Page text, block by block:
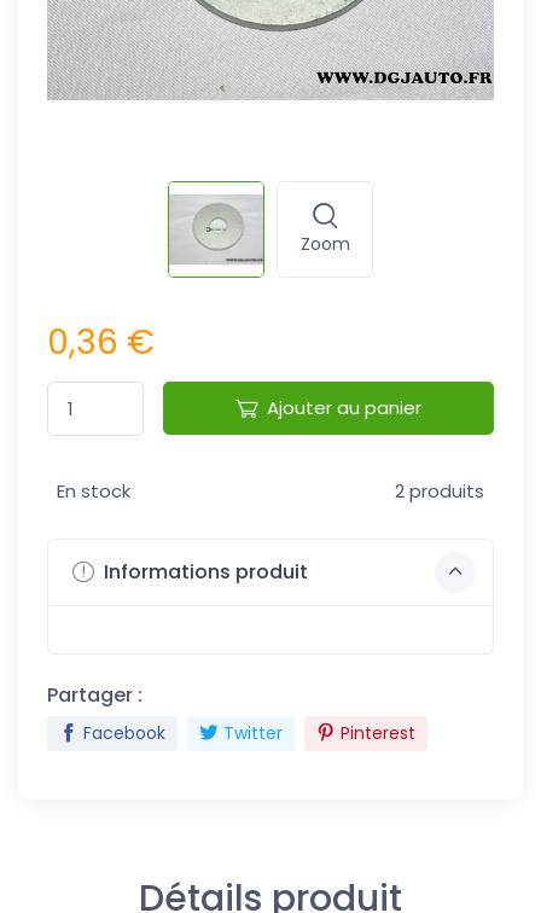
Zoom
0,36 €
Ajouter au panier
En stock 2 produits
Informations produit
Partager :
Facebook Twitter Pinterest
Détails produit